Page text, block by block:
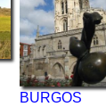
BURGOS